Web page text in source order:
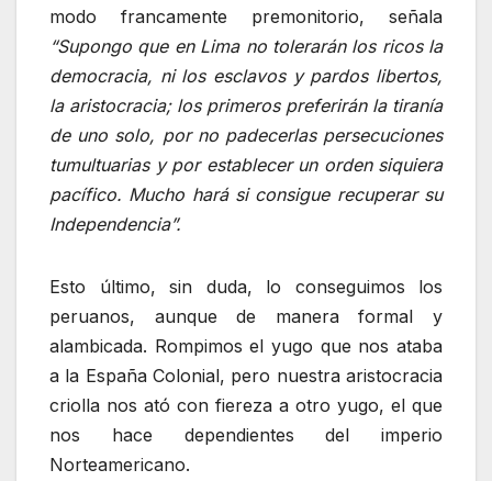
modo francamente premonitorio, señala
“Supongo que en Lima no tolerarán los ricos la
democracia, ni los esclavos y pardos libertos,
la aristocracia; los primeros preferirán la tiranía
de uno solo, por no padecerlas persecuciones
tumultuarias y por establecer un orden siquiera
pacífico. Mucho hará si consigue recuperar su
Independencia”.
Esto último, sin duda, lo conseguimos los
peruanos, aunque de manera formal y
alambicada. Rompimos el yugo que nos ataba
a la España Colonial, pero nuestra aristocracia
criolla nos ató con fiereza a otro yugo, el que
nos hace dependientes del imperio
Norteamericano.